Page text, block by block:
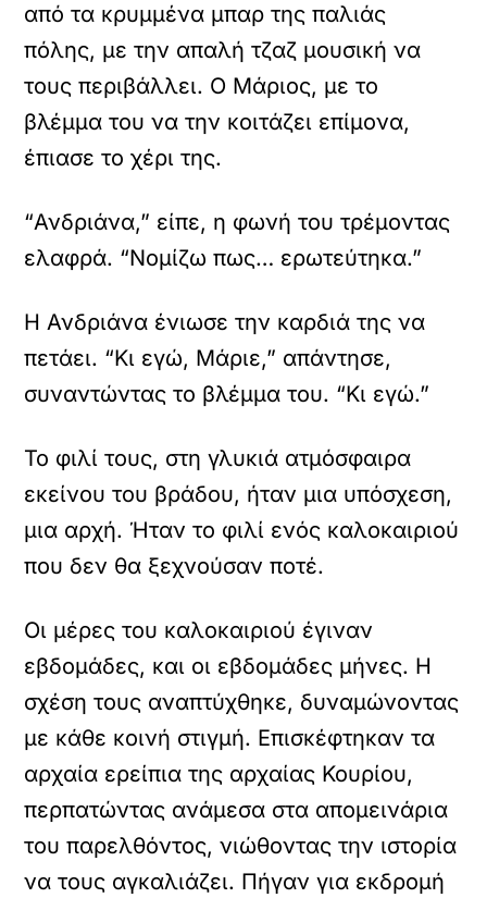
από τα κρυμμένα μπαρ της παλιάς
πόλης, με την απαλή τζαζ μουσική να
τους περιβάλλει. Ο Μάριος, με το
βλέμμα του να την κοιτάζει επίμονα,
έπιασε το χέρι της.
“Ανδριάνα,” είπε, η φωνή του τρέμοντας
ελαφρά. “Νομίζω πως… ερωτεύτηκα.”
Η Ανδριάνα ένιωσε την καρδιά της να
πετάει. “Κι εγώ, Μάριε,” απάντησε,
συναντώντας το βλέμμα του. “Κι εγώ.”
Το φιλί τους, στη γλυκιά ατμόσφαιρα
εκείνου του βράδου, ήταν μια υπόσχεση,
μια αρχή. Ήταν το φιλί ενός καλοκαιριού
που δεν θα ξεχνούσαν ποτέ.
Οι μέρες του καλοκαιριού έγιναν
εβδομάδες, και οι εβδομάδες μήνες. Η
σχέση τους αναπτύχθηκε, δυναμώνοντας
με κάθε κοινή στιγμή. Επισκέφτηκαν τα
αρχαία ερείπια της αρχαίας Κουρίου,
περπατώντας ανάμεσα στα απομεινάρια
του παρελθόντος, νιώθοντας την ιστορία
να τους αγκαλιάζει. Πήγαν για εκδρομή